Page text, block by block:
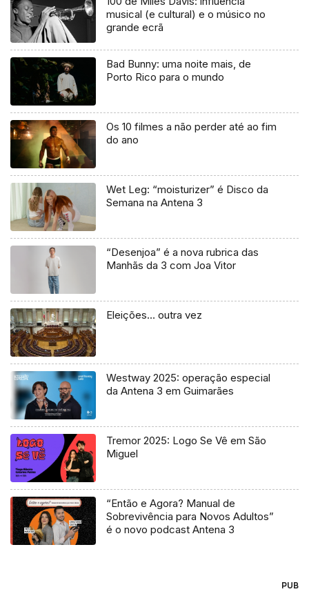
musical (e cultural) e o músico no
grande ecrã
Bad Bunny: uma noite mais, de
Porto Rico para o mundo
Os 10 filmes a não perder até ao fim
do ano
Wet Leg: “moisturizer” é Disco da
Semana na Antena 3
“Desenjoa” é a nova rubrica das
Manhãs da 3 com Joa Vitor
Eleições… outra vez
Westway 2025: operação especial
da Antena 3 em Guimarães
Tremor 2025: Logo Se Vê em São
Miguel
“Então e Agora? Manual de
Sobrevivência para Novos Adultos”
é o novo podcast Antena 3
PUB